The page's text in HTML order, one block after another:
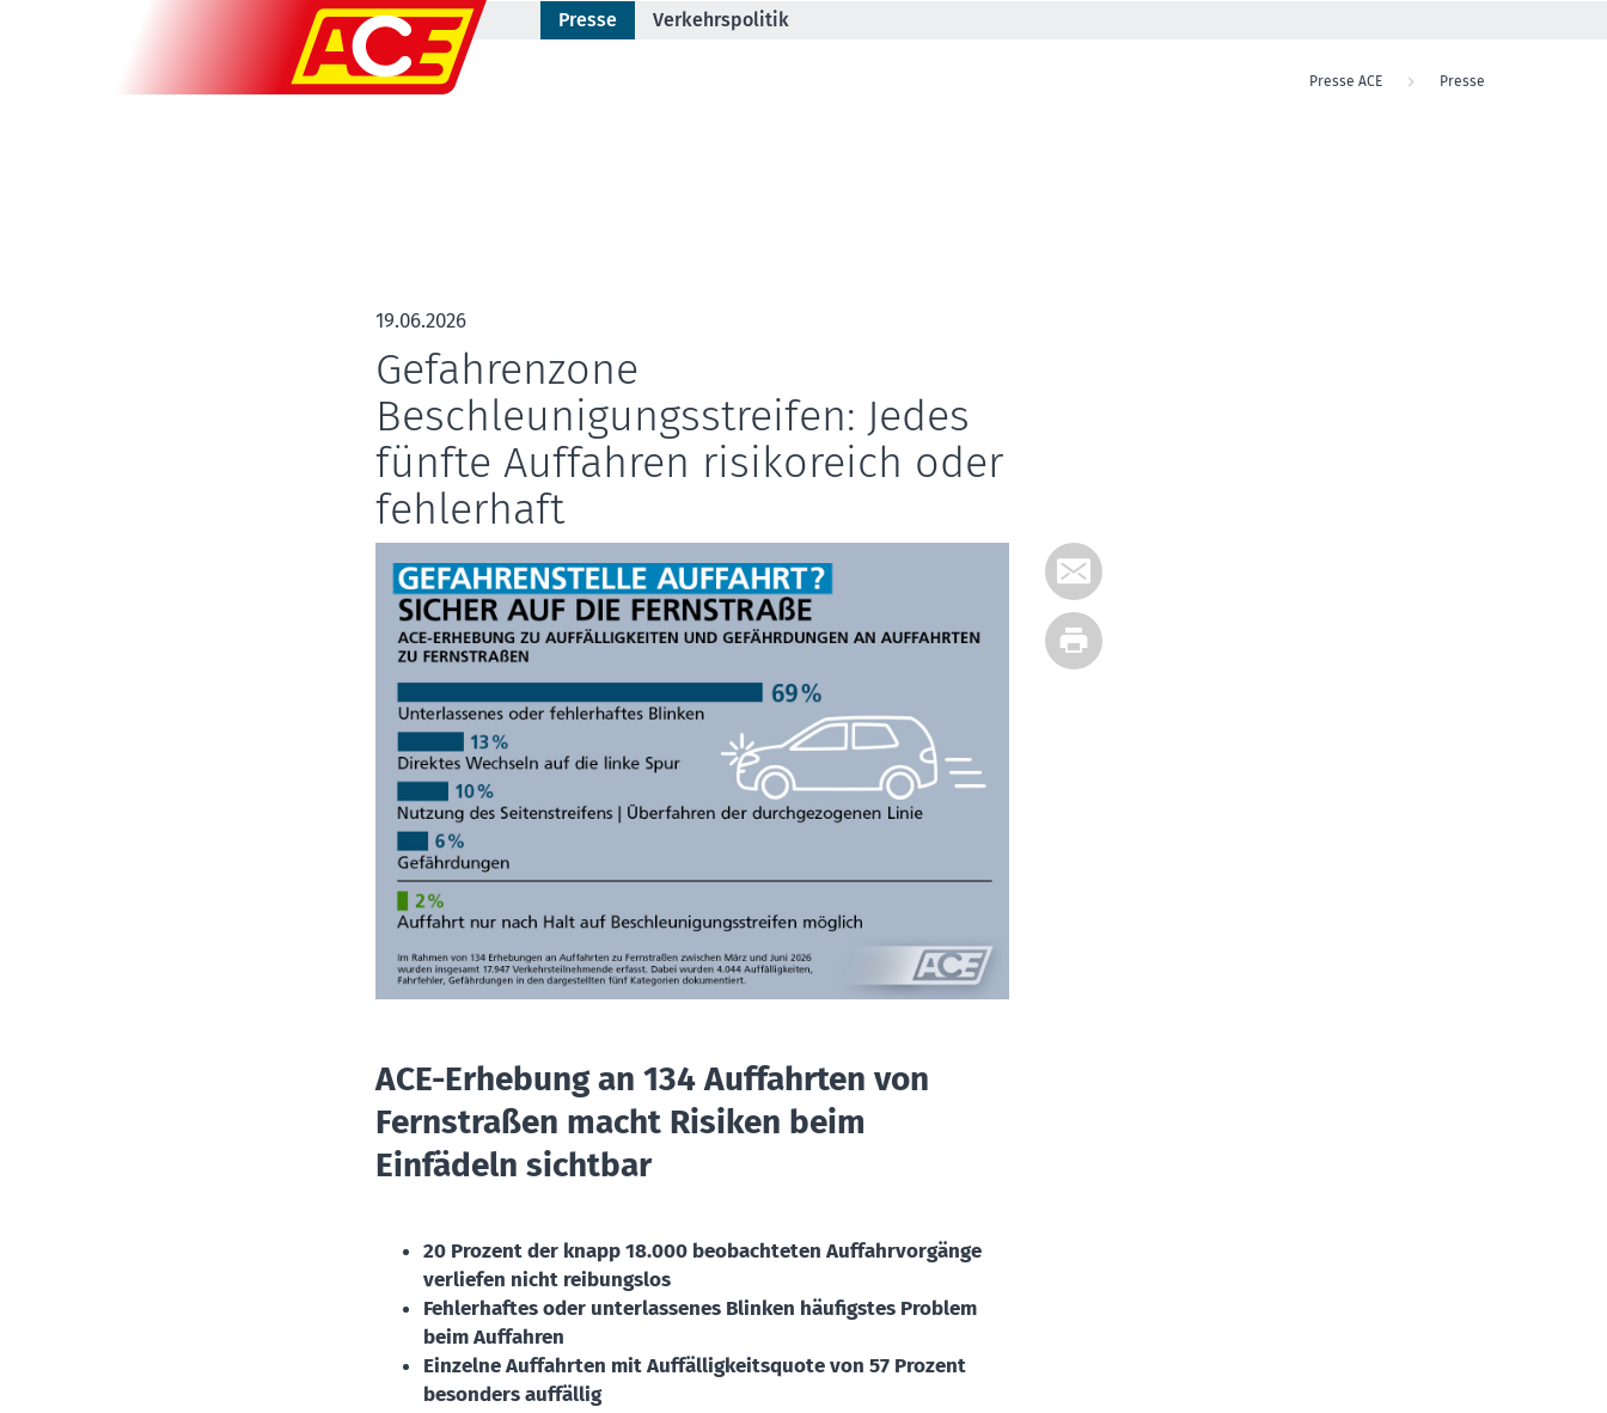
Presse Verkehrspolitik
Presse ACE Presse
19.06.2026
Gefahrenzone
Beschleunigungsstreifen: Jedes
fünfte Auffahren risikoreich oder
fehlerhaft
ACE-Erhebung an 134 Auffahrten von
Fernstraßen macht Risiken beim
Einfädeln sichtbar
20 Prozent der knapp 18.000 beobachteten Auffahrvorgänge
verliefen nicht reibungslos
Fehlerhaftes oder unterlassenes Blinken häufigstes Problem
beim Auffahren
Einzelne Auffahrten mit Auffälligkeitsquote von 57 Prozent
besonders auffällig